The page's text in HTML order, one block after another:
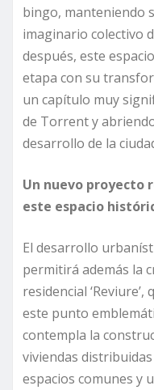
bingo, manteniendo
imaginario colectivo
después, este
etapa con su
un capítulo muy
de Torrent y
desarrollo de la
Un nuevo proyecto
este espacio
El desarrollo
permitirá además la
residencial
este punto
contempla la
viviendas
espacios comunes y